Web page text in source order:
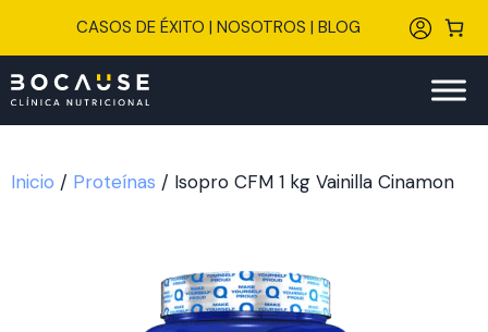
CASOS DE ÉXITO | NOSOTROS | BLOG
Inicio / Proteínas / Isopro CFM 1 kg Vainilla Cinamon